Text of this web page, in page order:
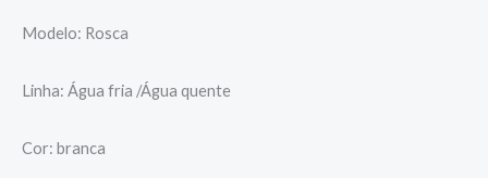
Modelo: Rosca
Linha: Água fria /Água quente
Cor: branca